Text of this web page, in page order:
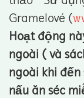
Gramelové (
Hoạt động
ngoài ( và
ngoài khi
nấu ăn séc